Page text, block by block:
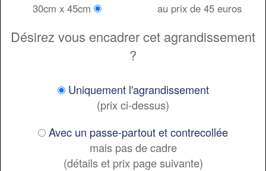
30cm x 45cm au prix de 45 euros
Désirez vous encadrer cet agrandissement
?
Uniquement l'agrandissement
(prix ci-dessus)
Avec un passe-partout et contrecollée
mais pas de cadre
(détails et prix page suivante)